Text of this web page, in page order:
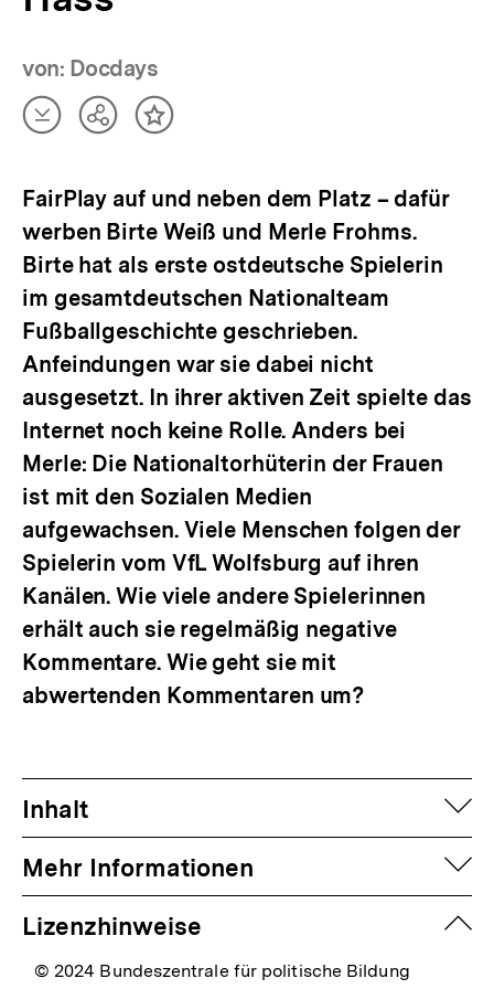
von: Docdays
Artikel
herunterladen
TeilenInhalt
FairPlay auf und neben dem Platz – dafür
werben Birte Weiß und Merle Frohms.
Birte hat als erste ostdeutsche Spielerin
im gesamtdeutschen Nationalteam
Fußballgeschichte geschrieben.
Anfeindungen war sie dabei nicht
ausgesetzt. In ihrer aktiven Zeit spielte das
Internet noch keine Rolle. Anders bei
Merle: Die Nationaltorhüterin der Frauen
ist mit den Sozialen Medien
aufgewachsen. Viele Menschen folgen der
Spielerin vom VfL Wolfsburg auf ihren
Kanälen. Wie viele andere Spielerinnen
erhält auch sie regelmäßig negative
Kommentare. Wie geht sie mit
abwertenden Kommentaren um?
Inhalt
Mehr Informationen
Lizenzhinweise
© 2024 Bundeszentrale für politische Bildung